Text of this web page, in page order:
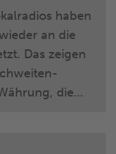
haben
an die
Das zeigen
die
bündelt,